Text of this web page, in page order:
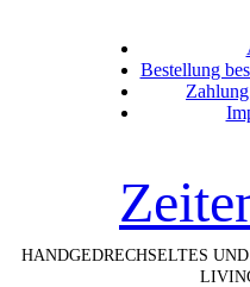
Bestellung
HANDGEDRECHSELTES